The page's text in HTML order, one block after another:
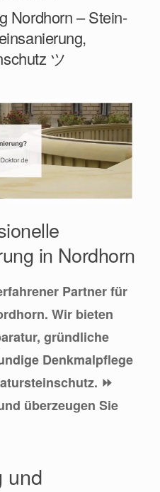
Nordhorn – Stein-
ツ
in Nordhorn
Partner für
Wir bieten
gründliche
Denkmalpflege
⏩
überzeugen Sie
und